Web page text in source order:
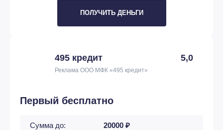
ПОЛУЧИТЬ ДЕНЬГИ
495 кредит 5,0
Реклама ООО МФК «495 кредит»
Первый бесплатно
Сумма до: 20000 ₽